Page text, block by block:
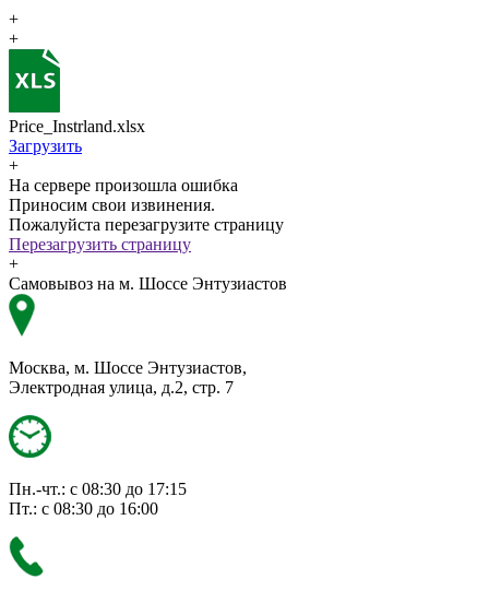
+
+
Price_Instrland.xlsx
Загрузить
+
На сервере произошла ошибка
Приносим свои извинения.
Пожалуйста перезагрузите страницу
Перезагрузить страницу
+
Самовывоз на м. Шоссе Энтузиастов
Москва, м. Шоссе Энтузиастов,
Электродная улица, д.2, стр. 7
Пн.-чт.: с 08:30 до 17:15
Пт.: с 08:30 до 16:00